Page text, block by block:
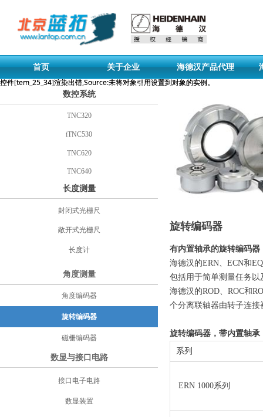
首页 关于企业 海德汉产品代理
数控系统
旋转编码器
有内置轴承的旋转编码器
海德汉的ERN、ECN和
包括用于简单测量任务
海德汉的ROD、ROC和
个分离联轴器由转子连
旋转编码器，带内置轴
系列
ERN 1000系列
控件[tem_25_34]渲染出错,Source:未将对象引用设置到对象的实例。
长度测量
TNC320
iTNC530
TNC620
TNC640
封闭式光栅尺
敞开式光栅尺
长度计
角度测量
角度编码器
旋转编码器
磁栅编码器
数显与接口电路
接口电子电路
数显装置
控件[tem_25_34]渲染出错,Source:未将对象引用设置到对象的实例。